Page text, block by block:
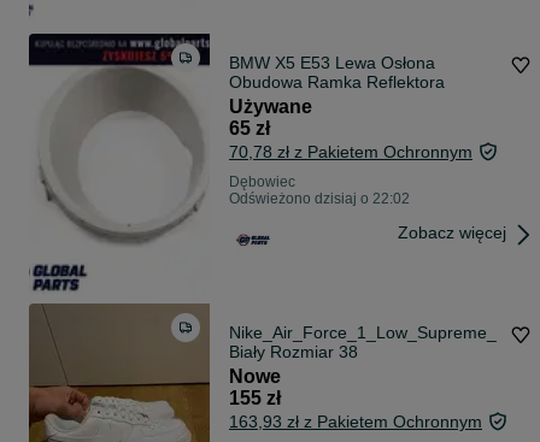
BMW X5 E53 Lewa Osłona
Obudowa Ramka Reflektora
Używane
65 zł
70,78 zł z Pakietem Ochronnym
Dębowiec
Odświeżono dzisiaj o 22:02
Zobacz więcej
Nike_Air_Force_1_Low_Supreme_
Biały Rozmiar 38
Nowe
155 zł
163,93 zł z Pakietem Ochronnym